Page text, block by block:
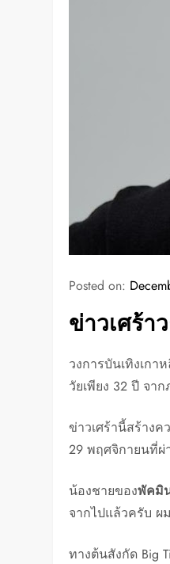
Posted on:
ข่าวเศร้า
วงการบันเทิงเก
วัยเพียง 32 ปี จา
ข่าวเศร้านี้สร้าง
29 พฤศจิกายนที่ผ่
น้องชายของพัคมิ
จากไปแล้วครับ ผ
ทางต้นสังกัด Big